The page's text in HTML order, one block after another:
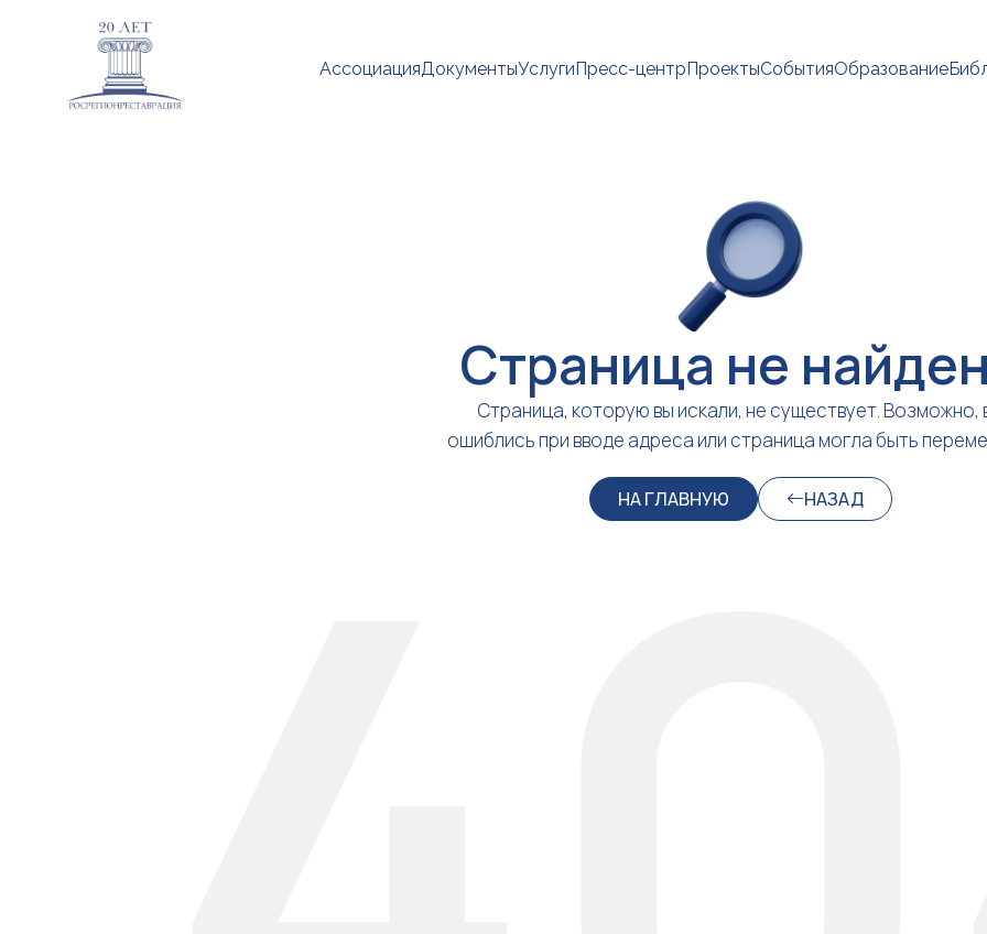
АссоциацияДокументыУслугиПресс-центрПроектыСобытияОбразование
Страница не
Страница, которую вы искали, не существует. Возможно,
ошиблись при вводе адреса или страница могла быть
НА ГЛАВНУЮ НАЗАД